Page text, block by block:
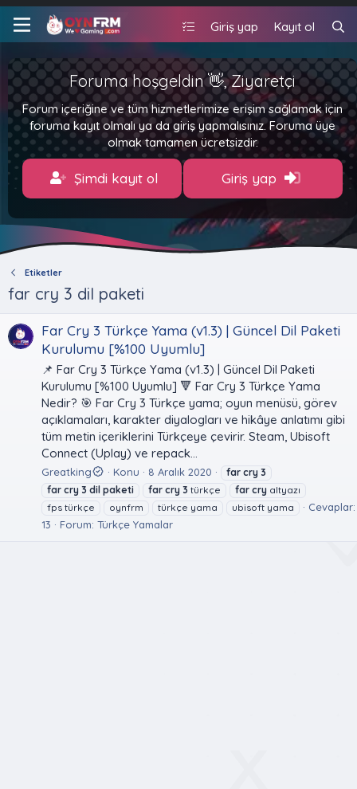
Giriş yap Kayıt ol
Foruma hoşgeldin 👋, Ziyaretçi
Forum içeriğine ve tüm hizmetlerimize erişim sağlamak için
foruma kayıt olmalı ya da giriş yapmalısınız. Foruma üye
olmak tamamen ücretsizdir.
Şimdi kayıt ol Giriş yap
Etiketler
far cry 3 dil paketi
Far Cry 3 Türkçe Yama (v1.3) | Güncel Dil Paketi
Kurulumu [%100 Uyumlu]
📌 Far Cry 3 Türkçe Yama (v1.3) | Güncel Dil Paketi
Kurulumu [%100 Uyumlu] 🔻 Far Cry 3 Türkçe Yama
Nedir? 🎯 Far Cry 3 Türkçe yama; oyun menüsü, görev
açıklamaları, karakter diyalogları ve hikâye anlatımı gibi
tüm metin içeriklerini Türkçeye çevirir. Steam, Ubisoft
Connect (Uplay) ve repack...
Greatking Konu 8 Aralık 2020 far cry 3
far cry 3 dil paketi far cry 3 türkçe far cry altyazı
fps türkçe
oynfrm türkçe yama ubisoft yama
Cevaplar:
13
Forum: Türkçe Yamalar